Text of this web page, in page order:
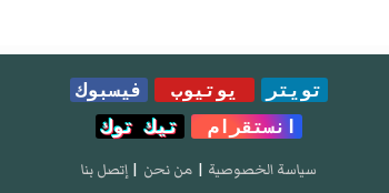
تويتر يوتيوب
فيسبوك
انستقرام
تيك توك
سياسة الخصوصية | من نحن | إتصل بنا